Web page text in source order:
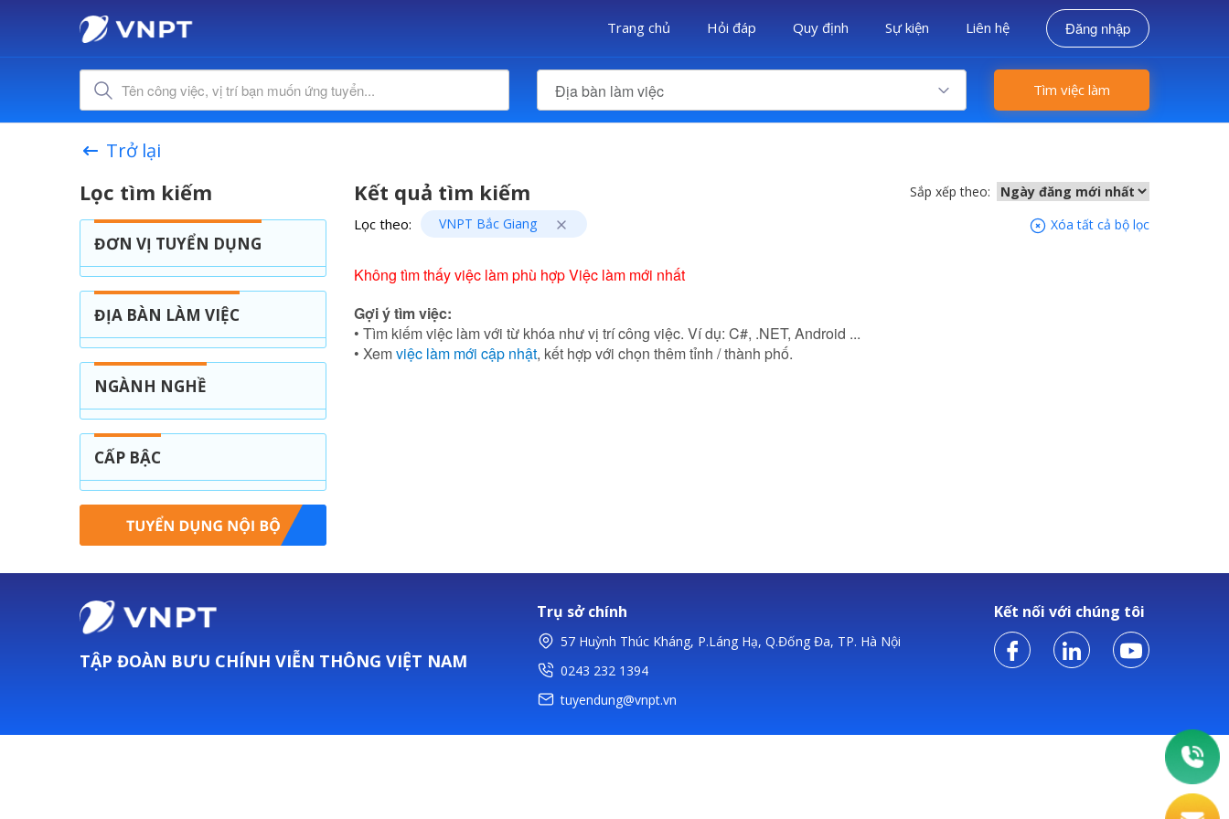
Trang chủ Hỏi đáp Quy định Sự kiện Liên hệ Đăng nhập
Địa bàn làm việc Tìm việc làm
Trở lại
Lọc tìm kiếm
ĐƠN VỊ TUYỂN DỤNG
ĐỊA BÀN LÀM VIỆC
NGÀNH NGHỀ
CẤP BẬC
Kết quả tìm kiếm Sắp xếp theo:
Lọc theo: VNPT Bắc Giang Xóa tất cả bộ lọc
Không tìm thấy việc làm phù hợp Việc làm mới nhất
Gợi ý tìm việc:
• Tìm kiếm việc làm với từ khóa như vị trí công việc. Ví dụ: C#, .NET, Android ...
• Xemviệc làm mới cập nhật, kết hợp với chọn thêm tỉnh / thành phố.
TẬP ĐOÀN BƯU CHÍNH VIỄN THÔNG VIỆT NAM
Trụ sở chính
57 Huỳnh Thúc Kháng, P.Láng Hạ, Q.Đống Đa, TP. Hà Nội
0243 232 1394
tuyendung@vnpt.vn
Kết nối với chúng tôi